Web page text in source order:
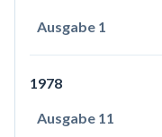
Ausgabe 1
1978
Ausgabe 11